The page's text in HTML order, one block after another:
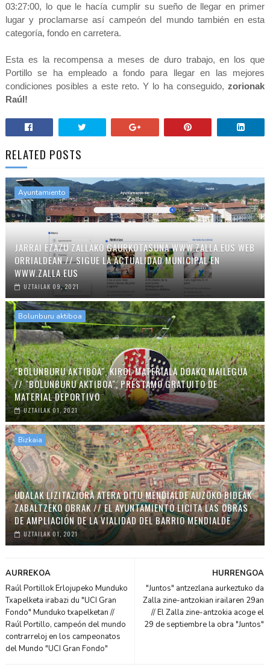
03:27:00, lo que le hacía cumplir su sueño de llegar en primer
lugar y proclamarse así campeón del mundo también en esta
categoría, fondo en carretera.
Esta es la recompensa a meses de duro trabajo, en los que
Portillo se ha empleado a fondo para llegar en las mejores
condiciones posibles a este reto. Y lo ha conseguido,zorionak
Raúl!
RELATED POSTS
Ayuntamiento
JARRAI EZAZU ZALLAKO GAURKOTASUNA WWW.ZALLA.EUS WEB
ORRIALDEAN // SIGUE LA ACTUALIDAD MUNICIPAL EN
WWW.ZALLA.EUS
UZTAILAK 09, 2021
Bolunburu aktiboa
"BOLUNBURU AKTIBOA", KIROL MATERIALA DOAKO MAILEGUA
// "BOLUNBURU AKTIBOA", PRÉSTAMO GRATUITO DE
MATERIAL DEPORTIVO
UZTAILAK 01, 2021
Bizkaia
UDALAK LIZITAZIORA ATERA DITU MENDIALDE AUZOKO BIDEAK
ZABALTZEKO OBRAK // EL AYUNTAMIENTO LICITA LAS OBRAS
DE AMPLIACIÓN DE LA VIALIDAD DEL BARRIO MENDIALDE
UZTAILAK 01, 2021
HURRENGOA
"Juntos" antzezlana aurkeztuko da
Zalla zine-antzokian irailaren 29an
// El Zalla zine-antzokia acoge el
29 de septiembre la obra "Juntos"
AURREKOA
Raúl Portillok Erlojupeko Munduko
Txapelketa irabazi du "UCI Gran
Fondo" Munduko txapelketan //
Raúl Portillo, campeón del mundo
contrarreloj en los campeonatos
del Mundo "UCI Gran Fondo"